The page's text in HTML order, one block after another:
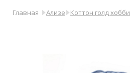
Главная Ализе Коттон голд хобби